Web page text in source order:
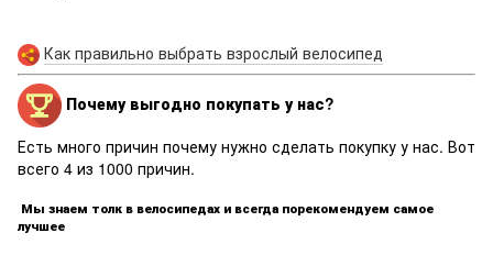
Как правильно выбрать взрослый велосипед
Почему выгодно покупать у нас?
Есть много причин почему нужно сделать покупку у нас. Вот
всего 4 из 1000 причин.
Мы знаем толк в велосипедах и всегда порекомендуем самое
лучшее